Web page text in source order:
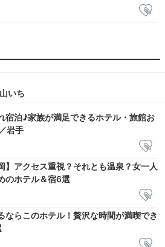
いち
宿泊♪家族が満足できるホテル・旅館お
岩手
】アクセス重視？それとも温泉？女一人
のホテル＆宿6選
ならこのホテル！贅沢な時間が満喫でき